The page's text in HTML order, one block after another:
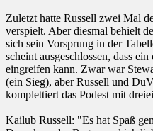
Zuletzt hatte Russell zwei Mal
verspielt. Aber diesmal behielt
sich sein Vorsprung in der
scheint ausgeschlossen, dass
eingreifen kann. Zwar war
(ein Sieg), aber Russell und
komplettiert das Podest mit
Kailub Russell: "Es hat Spaß